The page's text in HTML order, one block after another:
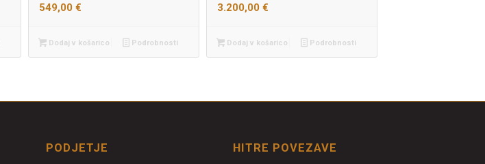
549,00€
Dodaj v košarico Podrobnosti
3.200,00€
Dodaj v košarico Podrobnosti
PODJETJE HITRE POVEZAVE